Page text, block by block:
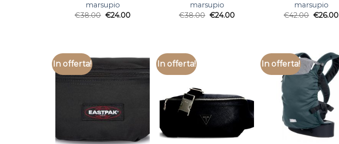
marsupio
€38.00 €24.00
marsupio
€38.00 €24.00
marsupio
€42.00 €26.00
In offerta! In offerta! In offerta!